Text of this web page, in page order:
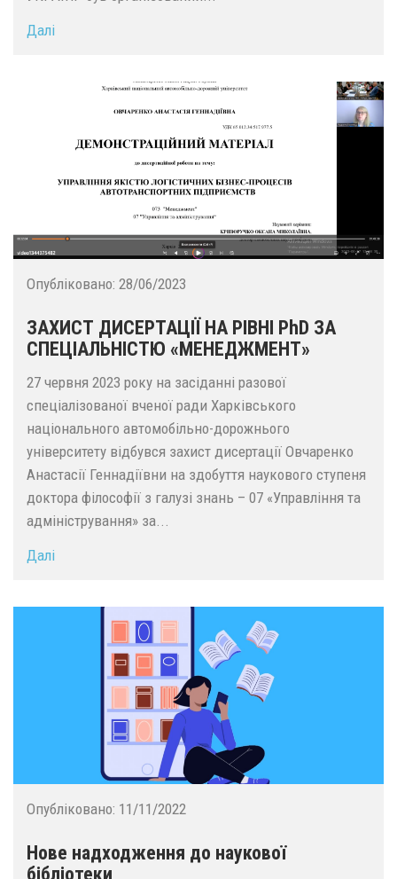
Далі
Опубліковано: 28/06/2023
ЗАХИСТ ДИСЕРТАЦІЇ НА РІВНІ PhD ЗА
СПЕЦІАЛЬНІСТЮ «МЕНЕДЖМЕНТ»
27 червня 2023 року на засіданні разової
спеціалізованої вченої ради Харківського
національного автомобільно-дорожнього
університету відбувся захист дисертації Овчаренко
Анастасії Геннадіївни на здобуття наукового ступеня
доктора філософії з галузі знань – 07 «Управління та
адміністрування» за...
Далі
Опубліковано: 11/11/2022
Нове надходження до наукової
бібліотеки